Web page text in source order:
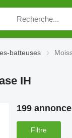
batteuses
IH
199
Filtre